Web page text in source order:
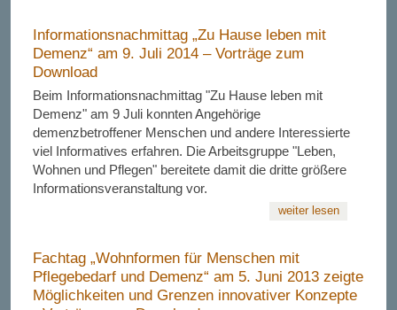
Informationsnachmittag „Zu Hause leben mit
Demenz“ am 9. Juli 2014 – Vorträge zum
Download
Beim Informationsnachmittag "Zu Hause leben mit
Demenz" am 9 Juli konnten Angehörige
demenzbetroffener Menschen und andere Interessierte
viel Informatives erfahren. Die Arbeitsgruppe "Leben,
Wohnen und Pflegen" bereitete damit die dritte größere
Informationsveranstaltung vor.
weiter lesen
Fachtag „Wohnformen für Menschen mit
Pflegebedarf und Demenz“ am 5. Juni 2013 zeigte
Möglichkeiten und Grenzen innovativer Konzepte